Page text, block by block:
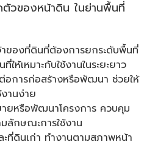
วของหน้าดิน ในย่านพื้นที่
าของที่ดินที่ต้องการยกระดับพื้นที่
ให้เหมาะกับใช้งานในระยะยาว
อการก่อสร้างหรือพัฒนา ช่วยให้
านง่าย
ยหรือพัฒนาโครงการ ควบคุม
ลักษณะการใช้งาน
ะที่ดินเก่า ทำงานตามสภาพหน้า